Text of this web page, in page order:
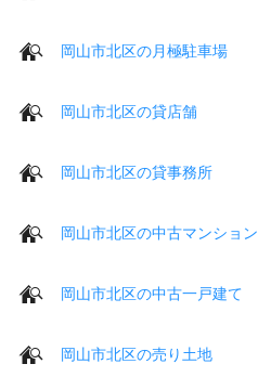
岡山市北区の月極駐車場
岡山市北区の貸店舗
岡山市北区の貸事務所
岡山市北区の中古マンション
岡山市北区の中古一戸建て
岡山市北区の売り土地